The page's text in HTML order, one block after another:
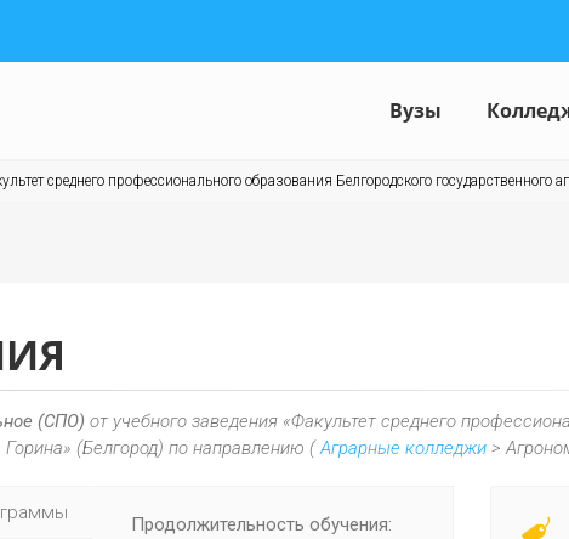
Вузы
среднего профессионального образования Белгородского государственного
(СПО) от учебного заведения «Факультет среднего
Горина» (Белгород) по направлению (Аграрные колледжи >
Продолжительность обучения: